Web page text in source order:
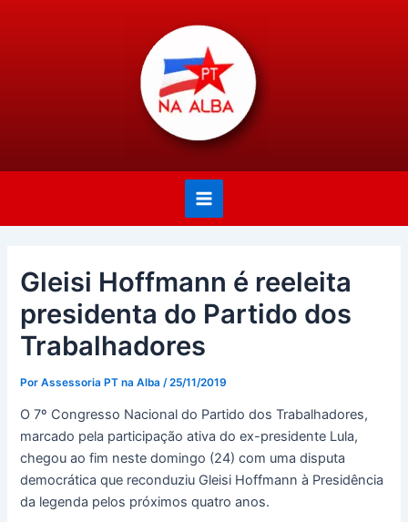
Menu
Gleisi Hoffmann é reeleita
presidenta do Partido dos
Trabalhadores
PorAssessoria PT na Alba/25/11/2019
O 7º Congresso Nacional do Partido dos Trabalhadores,
marcado pela participação ativa do ex-presidente Lula,
chegou ao fim neste domingo (24) com uma disputa
democrática que reconduziu Gleisi Hoffmann à Presidência
da legenda pelos próximos quatro anos.